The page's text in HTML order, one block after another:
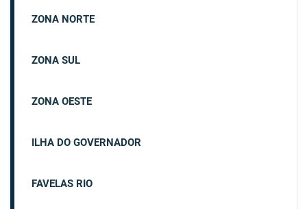
ZONA NORTE
ZONA SUL
ZONA OESTE
ILHA DO GOVERNADOR
FAVELAS RIO